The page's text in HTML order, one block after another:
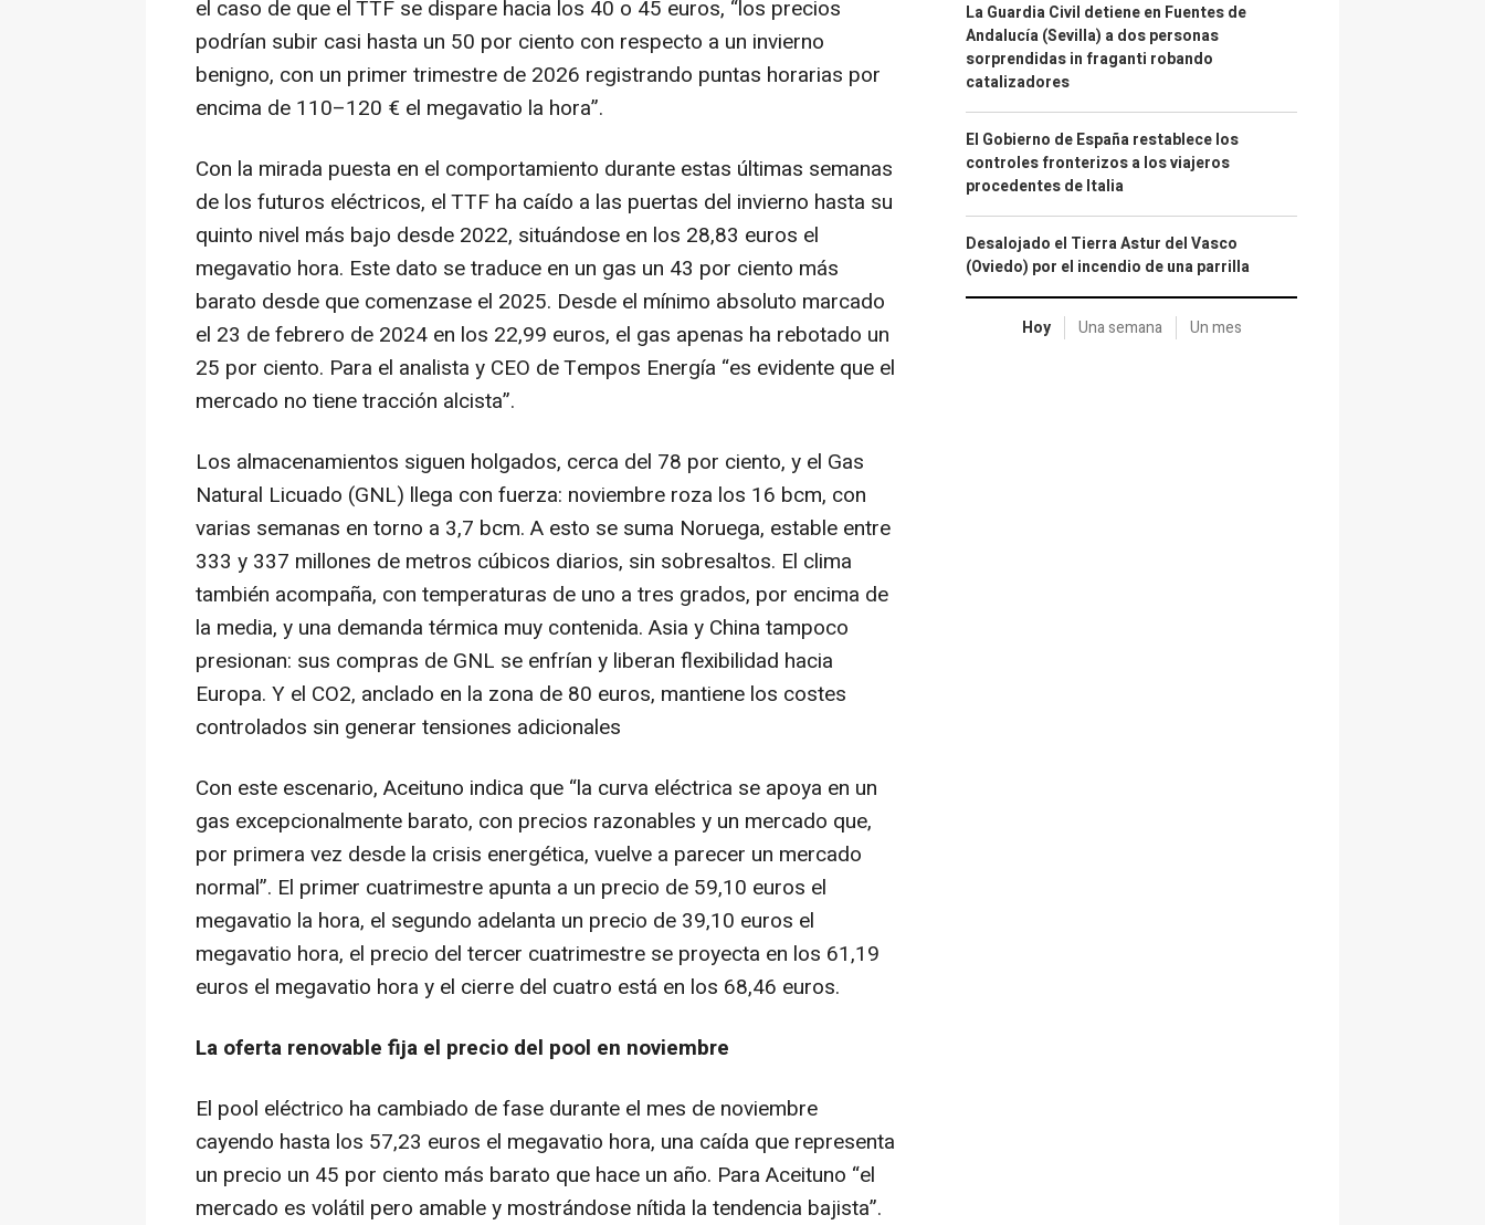
el caso de que el TTF se dispare hacia los 40 o 45 euros, “los precios
podrían subir casi hasta un 50 por ciento con respecto a un invierno
benigno, con un primer trimestre de 2026 registrando puntas horarias por
encima de 110–120 € el megavatio la hora”.
Con la mirada puesta en el comportamiento durante estas últimas semanas
de los futuros eléctricos, el TTF ha caído a las puertas del invierno hasta su
quinto nivel más bajo desde 2022, situándose en los 28,83 euros el
megavatio hora. Este dato se traduce en un gas un 43 por ciento más
barato desde que comenzase el 2025. Desde el mínimo absoluto marcado
el 23 de febrero de 2024 en los 22,99 euros, el gas apenas ha rebotado un
25 por ciento. Para el analista y CEO de Tempos Energía “es evidente que el
mercado no tiene tracción alcista”.
Los almacenamientos siguen holgados, cerca del 78 por ciento, y el Gas
Natural Licuado (GNL) llega con fuerza: noviembre roza los 16 bcm, con
varias semanas en torno a 3,7 bcm. A esto se suma Noruega, estable entre
333 y 337 millones de metros cúbicos diarios, sin sobresaltos. El clima
también acompaña, con temperaturas de uno a tres grados, por encima de
la media, y una demanda térmica muy contenida. Asia y China tampoco
presionan: sus compras de GNL se enfrían y liberan flexibilidad hacia
Europa. Y el CO2, anclado en la zona de 80 euros, mantiene los costes
controlados sin generar tensiones adicionales
Con este escenario, Aceituno indica que “la curva eléctrica se apoya en un
gas excepcionalmente barato, con precios razonables y un mercado que,
por primera vez desde la crisis energética, vuelve a parecer un mercado
normal”. El primer cuatrimestre apunta a un precio de 59,10 euros el
megavatio la hora, el segundo adelanta un precio de 39,10 euros el
megavatio hora, el precio del tercer cuatrimestre se proyecta en los 61,19
euros el megavatio hora y el cierre del cuatro está en los 68,46 euros.
La oferta renovable fija el precio del pool en noviembre
El pool eléctrico ha cambiado de fase durante el mes de noviembre
cayendo hasta los 57,23 euros el megavatio hora, una caída que representa
un precio un 45 por ciento más barato que hace un año. Para Aceituno “el
mercado es volátil pero amable y mostrándose nítida la tendencia bajista”.
La Guardia Civil detiene en Fuentes de
Andalucía (Sevilla) a dos personas
sorprendidas in fraganti robando
catalizadores
El Gobierno de España restablece los
controles fronterizos a los viajeros
procedentes de Italia
Desalojado el Tierra Astur del Vasco
(Oviedo) por el incendio de una parrilla
Hoy Una semana Un mes